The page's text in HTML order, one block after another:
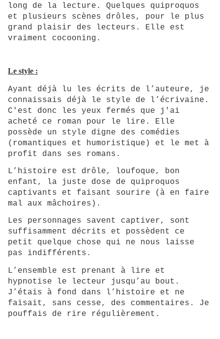
long de la lecture. Quelques quiproquos
et plusieurs scènes drôles, pour le plus
grand plaisir des lecteurs. Elle est
vraiment cocooning.
Le style :
Ayant déjà lu les écrits de l’auteure, je
connaissais déjà le style de l’écrivaine.
C'est donc les yeux fermés que j'ai
acheté ce roman pour le lire. Elle
possède un style digne des comédies
(romantiques et humoristique) et le met à
profit dans ses romans.
L’histoire est drôle, loufoque, bon
enfant, la juste dose de quiproquos
captivants et faisant sourire (à en faire
mal aux mâchoires).
Les personnages savent captiver, sont
suffisamment décrits et possèdent ce
petit quelque chose qui ne nous laisse
pas indifférents.
L’ensemble est prenant à lire et
hypnotise le lecteur jusqu’au bout.
J’étais à fond dans l’histoire et ne
faisait, sans cesse, des commentaires. Je
pouffais de rire régulièrement.